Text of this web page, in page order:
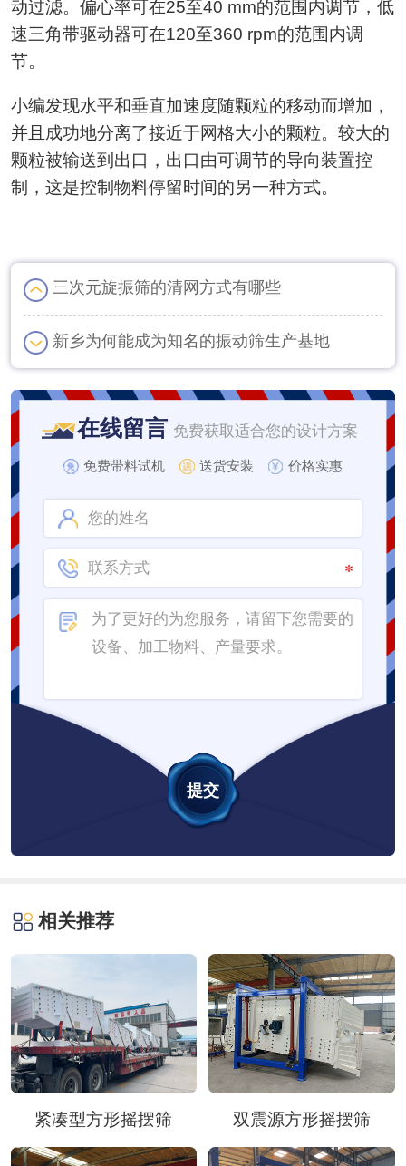
动过滤。偏心率可在25至40 mm的范围内调节，低
速三角带驱动器可在120至360 rpm的范围内调
节。
小编发现水平和垂直加速度随颗粒的移动而增加，
并且成功地分离了接近于网格大小的颗粒。较大的
颗粒被输送到出口，出口由可调节的导向装置控
制，这是控制物料停留时间的另一种方式。
三次元旋振筛的清网方式有哪些
新乡为何能成为知名的振动筛生产基地
在线留言 免费获取适合您的设计方案
免费带料试机 送货安装 价格实惠
相关推荐
紧凑型方形摇摆筛 双震源方形摇摆筛